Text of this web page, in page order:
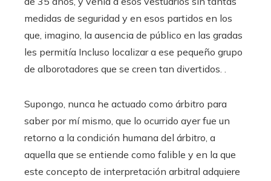
medidas de seguridad y en esos partidos en los
que, imagino, la ausencia de público en las gradas
les permitía Incluso localizar a ese pequeño grupo
de alborotadores que se creen tan divertidos. .
Supongo, nunca he actuado como árbitro para
saber por mí mismo, que lo ocurrido ayer fue un
retorno a la condición humana del árbitro, a
aquella que se entiende como falible y en la que
este concepto de interpretación arbitral adquiere